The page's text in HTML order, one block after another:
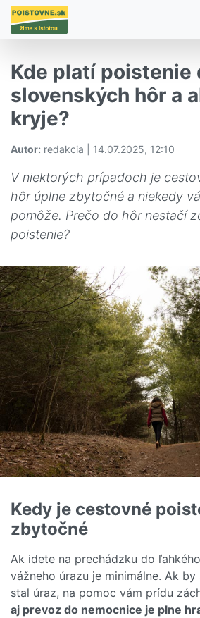
Kde platí poistenie
slovenských hôr a
kryje?
Autor: redakcia | 14.07.2025, 12:10
V niektorých prípadoch je
hôr úplne zbytočné a niekedy
pomôže. Prečo do hôr nestačí
poistenie?
Kedy je cestovné
zbytočné
Ak idete na prechádzku do
vážneho úrazu je minimálne. Ak by
stal úraz, na pomoc vám prídu
aj prevoz do nemocnice je plne